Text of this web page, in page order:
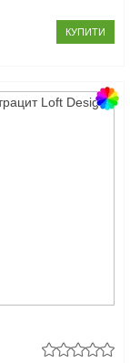
КУПИТИ